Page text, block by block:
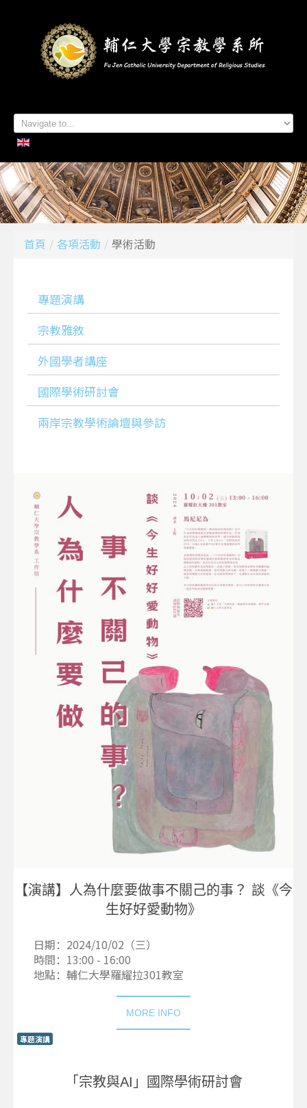
首頁
系所簡介
本系成員
學生專區
招生資訊
各項活動
研究及出版
系所友專區
聯絡我們
首頁 / 各項活動 / 學術活動
專題演講
宗教雅敘
外國學者講座
國際學術研討會
兩岸宗教學術論壇與參訪
【演講】人為什麼要做事不關己的事？ 談《今
生好好愛動物》
日期：2024/10/02（三）
時間：13:00 - 16:00
地點：輔仁大學羅耀拉301教室
MORE INFO
專題演講
「宗教與AI」國際學術研討會